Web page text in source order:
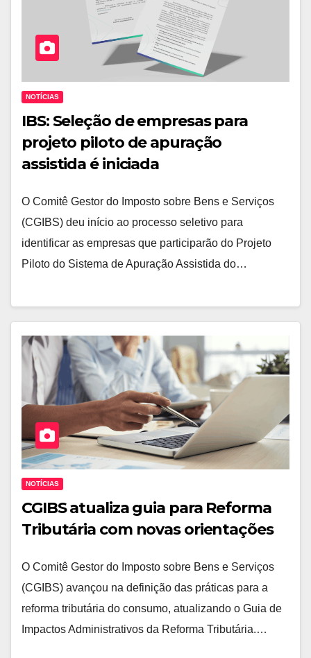
NOTÍCIAS
IBS: Seleção de empresas para
projeto piloto de apuração
assistida é iniciada
O Comitê Gestor do Imposto sobre Bens e Serviços
(CGIBS) deu início ao processo seletivo para
identificar as empresas que participarão do Projeto
Piloto do Sistema de Apuração Assistida do…
NOTÍCIAS
CGIBS atualiza guia para Reforma
Tributária com novas orientações
O Comitê Gestor do Imposto sobre Bens e Serviços
(CGIBS) avançou na definição das práticas para a
reforma tributária do consumo, atualizando o Guia de
Impactos Administrativos da Reforma Tributária.…